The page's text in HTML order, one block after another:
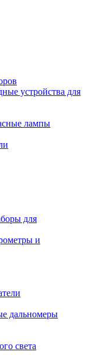
устройства для
лампы
для
и
дальномеры
света